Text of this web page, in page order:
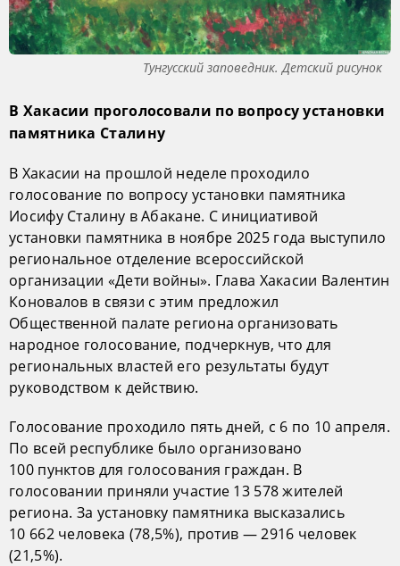
Тунгусский заповедник. Детский рисунок
В Хакасии проголосовали по вопросу установки
памятника Сталину
В Хакасии на прошлой неделе проходило
голосование по вопросу установки памятника
Иосифу Сталину в Абакане. С инициативой
установки памятника в ноябре 2025 года выступило
региональное отделение всероссийской
организации «Дети войны». Глава Хакасии Валентин
Коновалов в связи с этим предложил
Общественной палате региона организовать
народное голосование, подчеркнув, что для
региональных властей его результаты будут
руководством к действию.
Голосование проходило пять дней, с 6 по 10 апреля.
По всей республике было организовано
100 пунктов для голосования граждан. В
голосовании приняли участие 13 578 жителей
региона. За установку памятника высказались
10 662 человека (78,5%), против — 2916 человек
(21,5%).